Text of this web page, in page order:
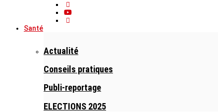
Santé
Actualité
Conseils pratiques
Publi-reportage
ELECTIONS 2025